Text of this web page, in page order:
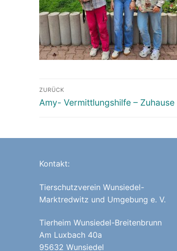
Beitragsnavigation
ZURÜCK
Vorheriger
Amy- Vermittlungshilfe –
Kontakt:
Tierschutzverein Wunsiedel-
Marktredwitz und Umgebung e. V.
Tierheim Wunsiedel-Breitenbrunn
Am Luxbach 40a
95632 Wunsiedel